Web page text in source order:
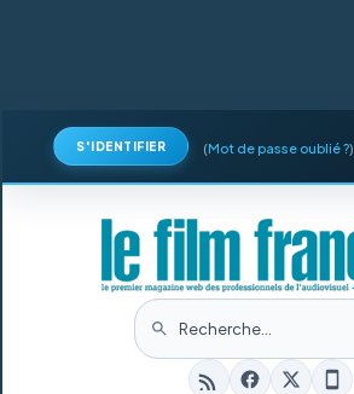
S'IDENTIFIER (Mot de passe oublié ?)